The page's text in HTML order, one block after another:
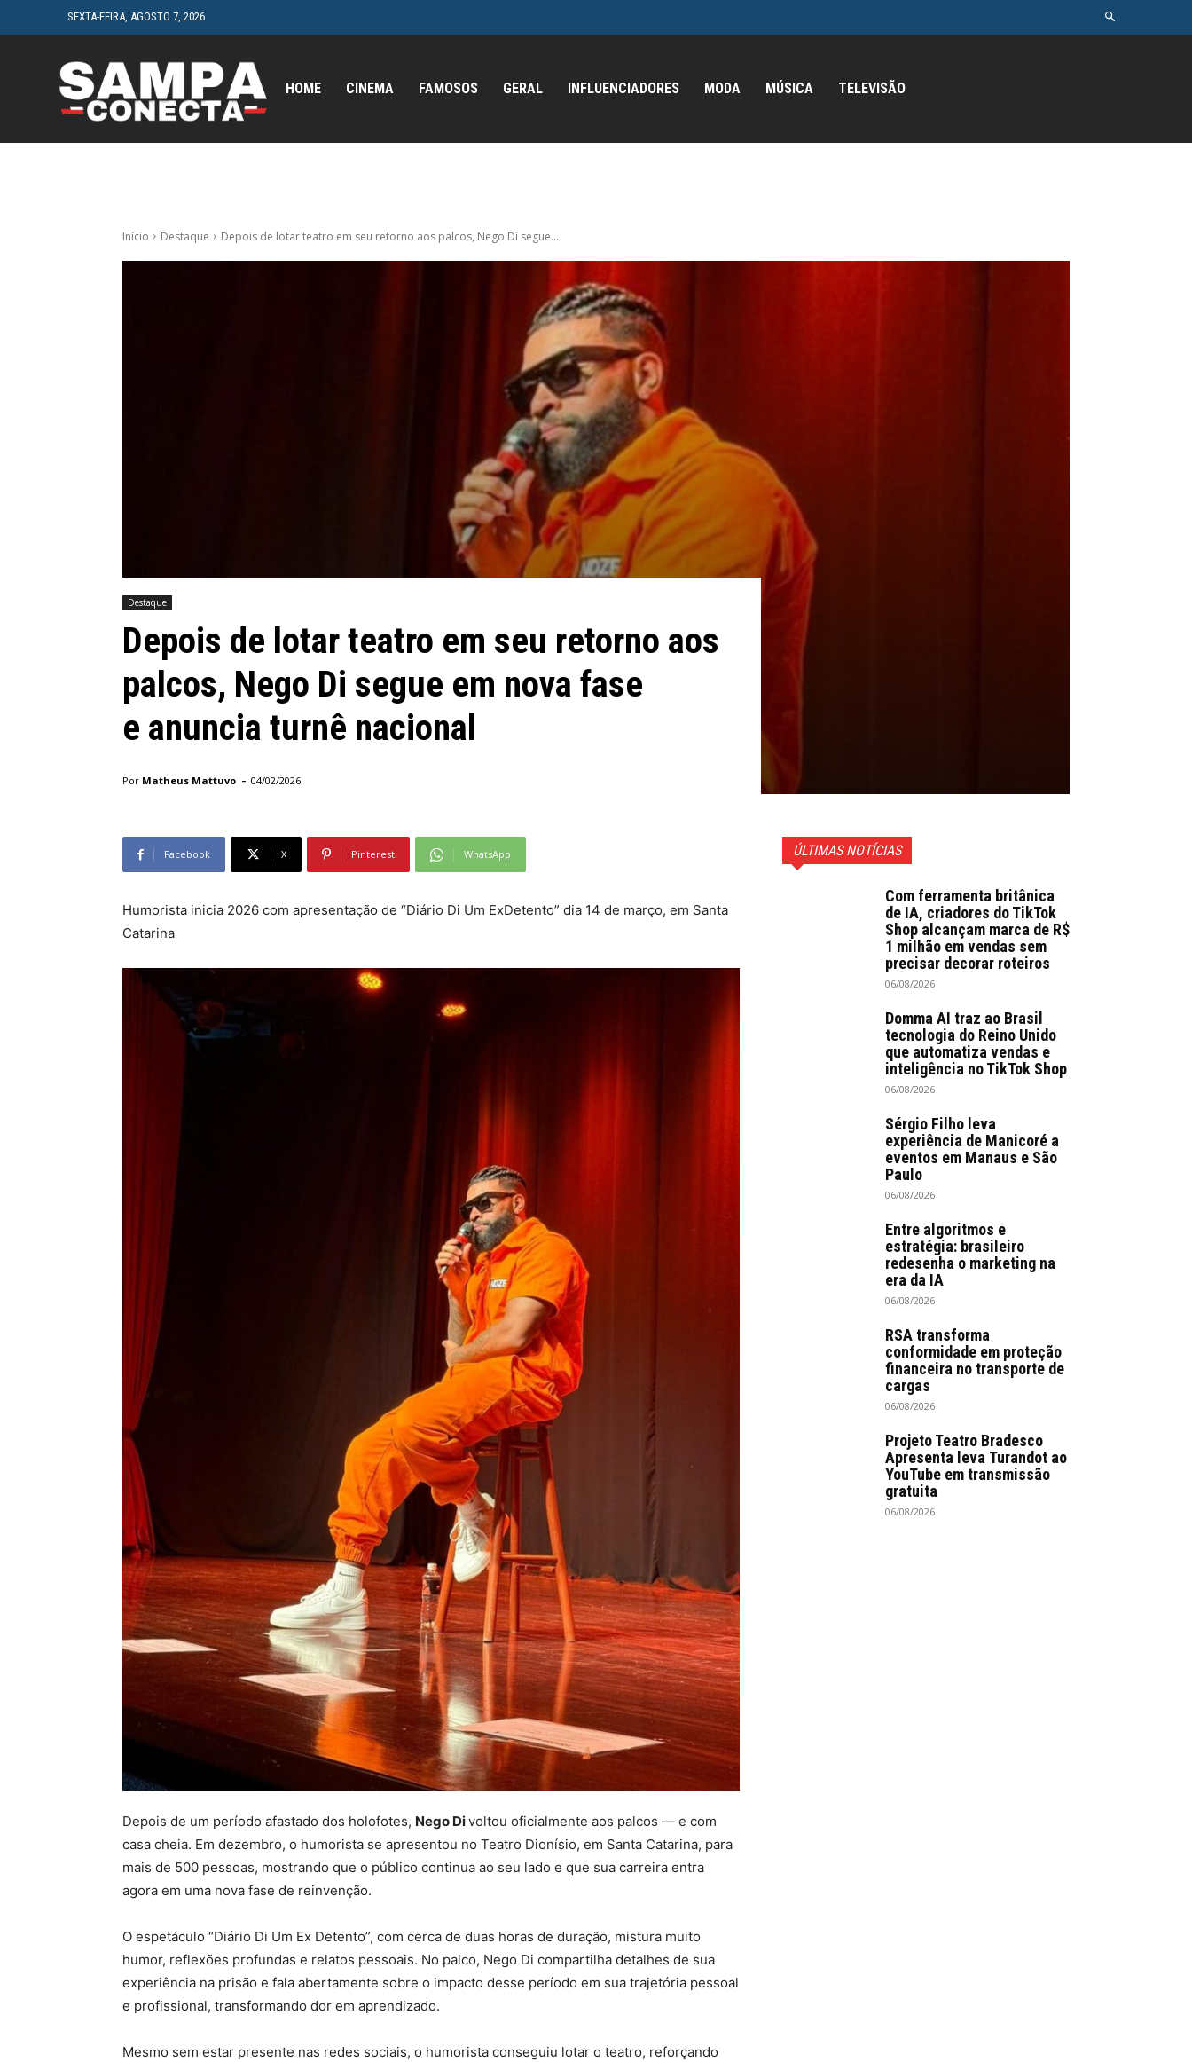
SEXTA-FEIRA, AGOSTO 7, 2026
HOME CINEMA FAMOSOS GERAL INFLUENCIADORES MODA MÚSICA TELEVISÃO
Início Destaque Depois de lotar teatro em seu retorno aos palcos, Nego Di segue...
Destaque
Depois de lotar teatro em seu retorno aos
palcos, Nego Di segue em nova fase
e anuncia turnê nacional
Por Matheus Mattuvo - 04/02/2026
Facebook X Pinterest WhatsApp
Humorista inicia 2026 com apresentação de “Diário Di Um ExDetento” dia 14 de março, em Santa
Catarina
Depois de um período afastado dos holofotes, Nego Divoltou oficialmente aos palcos — e com
casa cheia. Em dezembro, o humorista se apresentou no Teatro Dionísio, em Santa Catarina, para
mais de 500 pessoas, mostrando que o público continua ao seu lado e que sua carreira entra
agora em uma nova fase de reinvenção.
O espetáculo “Diário Di Um Ex Detento”, com cerca de duas horas de duração, mistura muito
humor, reflexões profundas e relatos pessoais. No palco, Nego Di compartilha detalhes de sua
experiência na prisão e fala abertamente sobre o impacto desse período em sua trajetória pessoal
e profissional, transformando dor em aprendizado.
Mesmo sem estar presente nas redes sociais, o humorista conseguiu lotar o teatro, reforçando
ÚLTIMAS NOTÍCIAS
Com ferramenta britânica
de IA, criadores do TikTok
Shop alcançam marca de R$
1 milhão em vendas sem
precisar decorar roteiros
06/08/2026
Domma AI traz ao Brasil
tecnologia do Reino Unido
que automatiza vendas e
inteligência no TikTok Shop
06/08/2026
Sérgio Filho leva
experiência de Manicoré a
eventos em Manaus e São
Paulo
06/08/2026
Entre algoritmos e
estratégia: brasileiro
redesenha o marketing na
era da IA
06/08/2026
RSA transforma
conformidade em proteção
financeira no transporte de
cargas
06/08/2026
Projeto Teatro Bradesco
Apresenta leva Turandot ao
YouTube em transmissão
gratuita
06/08/2026